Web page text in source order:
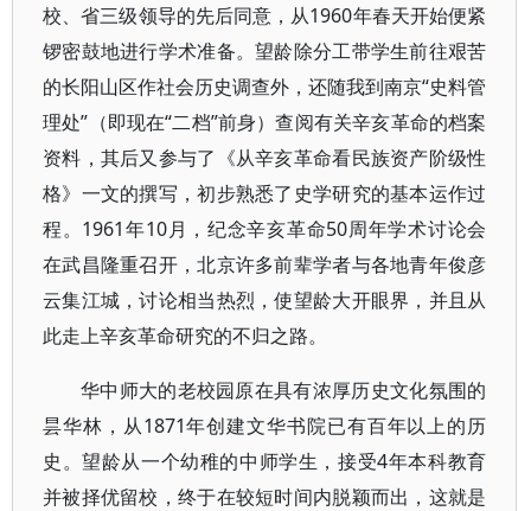
校、省三级领导的先后同意，从1960年春天开始便紧
锣密鼓地进行学术准备。望龄除分工带学生前往艰苦
的长阳山区作社会历史调查外，还随我到南京“史料管
理处”（即现在“二档”前身）查阅有关辛亥革命的档案
资料，其后又参与了《从辛亥革命看民族资产阶级性
格》一文的撰写，初步熟悉了史学研究的基本运作过
程。1961年10月，纪念辛亥革命50周年学术讨论会
在武昌隆重召开，北京许多前辈学者与各地青年俊彦
云集江城，讨论相当热烈，使望龄大开眼界，并且从
此走上辛亥革命研究的不归之路。
华中师大的老校园原在具有浓厚历史文化氛围的
昙华林，从1871年创建文华书院已有百年以上的历
史。望龄从一个幼稚的中师学生，接受4年本科教育
并被择优留校，终于在较短时间内脱颖而出，这就是